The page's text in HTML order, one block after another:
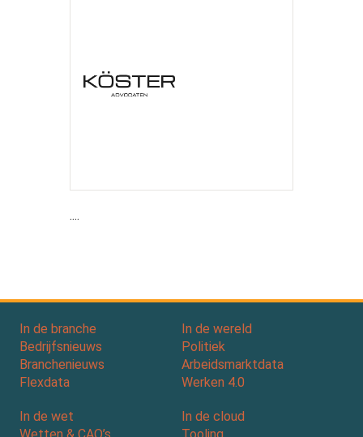
....
In de branche
Bedrijfsnieuws
Branchenieuws
Flexdata
In de wereld
Politiek
Arbeidsmarktdata
Werken 4.0
In de wet
In de cloud